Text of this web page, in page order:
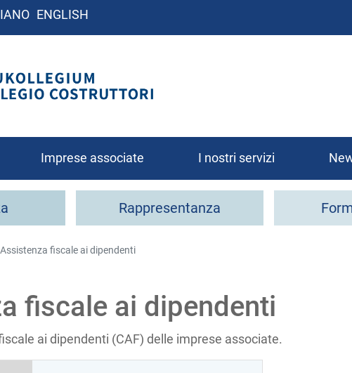
ENGLISH
Imprese associate I nostri servizi
Rappresentanza
Assistenza fiscale ai dipendenti
fiscale ai dipendenti
ai dipendenti (CAF) delle imprese associate.